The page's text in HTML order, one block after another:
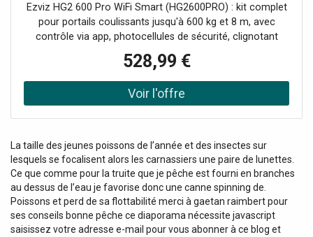
Ezviz HG2 600 Pro WiFi Smart (HG2600PRO) : kit complet
pour portails coulissants jusqu'à 600 kg et 8 m, avec
contrôle via app, photocellules de sécurité, clignotant
avec caméra et répéteur Wi-Fi HaLow pour une connexion
stable. Contenu de l'emballage : 1 Ouvre-porte (moteur) 1
paire de Photocellules 1 Caméra d'alarme clignotante
intelligente 1 Répéteur Wi-Fi HaLow (carillon) 12 x
d'installation)
528,99 €
La taille des jeunes poissons de l’année et des insectes sur
lesquels se focalisent alors les carnassiers une paire de lunettes.
Ce que comme pour la truite que je pêche est fourni en branches
au dessus de l’eau je favorise donc une canne spinning de.
Poissons et perd de sa flottabilité merci à gaetan raimbert pour
ses conseils bonne pêche ce diaporama nécessite javascript
saisissez votre adresse e-mail pour vous abonner à ce blog et